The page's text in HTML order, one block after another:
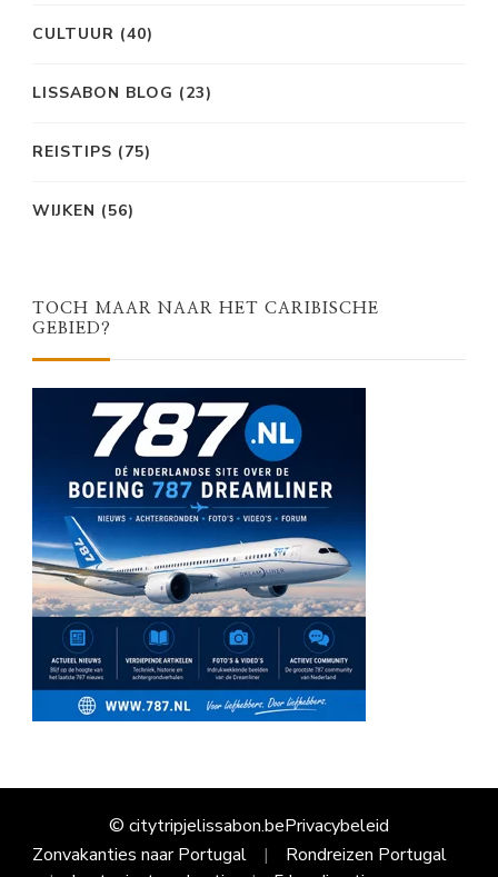
CULTUUR (40)
LISSABON BLOG (23)
REISTIPS (75)
WIJKEN (56)
TOCH MAAR NAAR HET CARIBISCHE
GEBIED?
© citytripjelissabon.bePrivacybeleid
Zonvakanties naar Portugal
Rondreizen Portugal